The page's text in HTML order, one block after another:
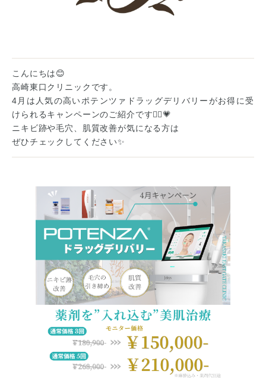
WEB予約
こんにちは😊
高崎東口クリニックです。
4月は人気の高いポテンツァドラッグデリバリーがお得に受
けられるキャンペーンのご紹介です💁‍♀️💗
ニキビ跡や毛穴、肌質改善が気になる方は
ぜひチェックしてください✨